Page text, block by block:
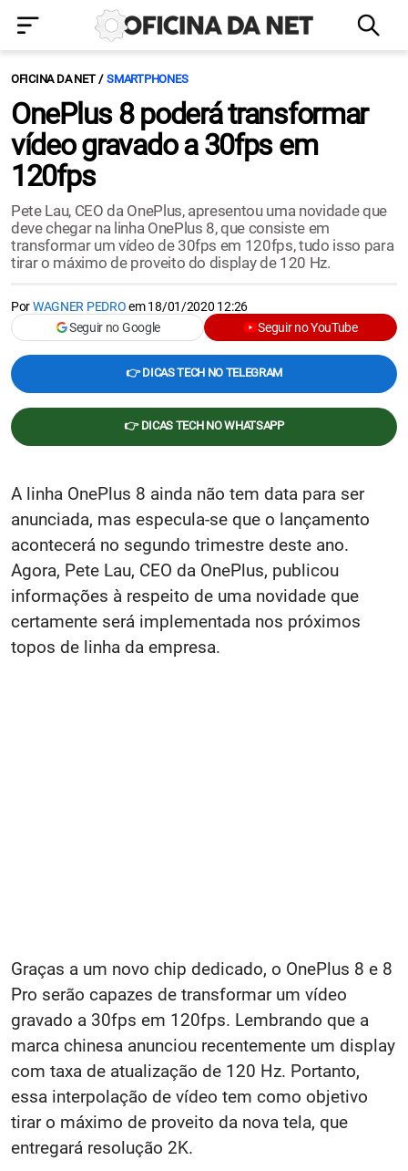
OFICINA DA NET SMARTPHONES
OnePlus 8 poderá transformar
vídeo gravado a 30fps em
120fps
Pete Lau, CEO da OnePlus, apresentou uma novidade que
deve chegar na linha OnePlus 8, que consiste em
transformar um vídeo de 30fps em 120fps, tudo isso para
tirar o máximo de proveito do display de 120 Hz.
PorWAGNER PEDROem18/01/2020 12:26
Seguir no Google
Seguir no YouTube
👉 DICAS TECH NO TELEGRAM
👉 DICAS TECH NO WHATSAPP
A linha OnePlus 8 ainda não tem data para ser
anunciada, mas especula-se que o lançamento
acontecerá no segundo trimestre deste ano.
Agora, Pete Lau, CEO da OnePlus, publicou
informações à respeito de uma novidade que
certamente será implementada nos próximos
topos de linha da empresa.
Graças a um novo chip dedicado, o OnePlus 8 e 8
Pro serão capazes de transformar um vídeo
gravado a 30fps em 120fps. Lembrando que a
marca chinesa anunciou recentemente um display
com taxa de atualização de 120 Hz. Portanto,
essa interpolação de vídeo tem como objetivo
tirar o máximo de proveito da nova tela, que
entregará resolução 2K.